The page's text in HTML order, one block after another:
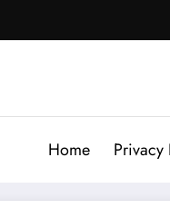
Home Privacy